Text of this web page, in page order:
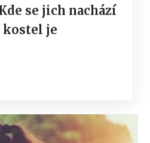
se jich nachází
je